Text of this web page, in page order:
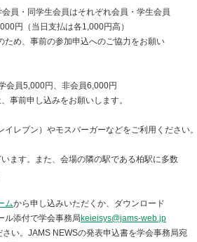
員・同学生会員はそれぞれ会員・学生会員
（当日支払は各1,000円高）
事前の参加申込へのご協力をお願い
会員5,000円、非会員6,000円
申し込みをお願いします。
ブン）やモスバーガーなどをご利用ください。
す。また、会場の隣の駅である柏駅に多数
ムから申し込みいただくか、ダウンロード
付で学会事務局keieisys@jams-web.jp
JAMS NEWSの発表申込書を学会事務局宛